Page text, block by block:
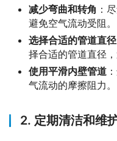
减少弯曲和转角 ：
避免空气流动受阻。
选择合适的管道直径
择合适的管道直径
使用平滑内壁管道
气流动的摩擦阻力。
2. 定期清洁和维